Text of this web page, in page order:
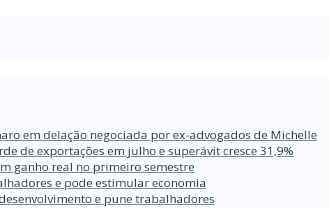
em delação negociada por ex-advogados de Michelle
de exportações em julho e superávit cresce 31,9%
ganho real no primeiro semestre
e pode estimular economia
e pune trabalhadores